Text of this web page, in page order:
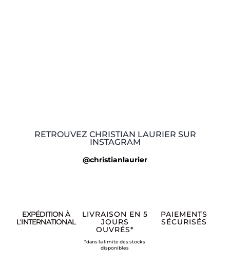
RETROUVEZ CHRISTIAN LAURIER SUR
INSTAGRAM
@christianlaurier
EXPÉDITION À
L'INTERNATIONAL
LIVRAISON EN 5
JOURS
OUVRÉS*
*dans la limite des stocks
disponibles
PAIEMENTS
SÉCURISÉS